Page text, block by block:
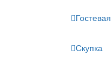
Гостевая
Скупка